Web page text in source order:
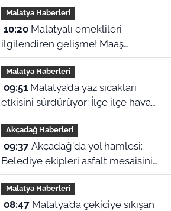
Malatya Haberleri
10:20Malatyalı emeklileri
ilgilendiren gelişme! Maaş
kesintilerine itiraz hakkı başladı
Malatya Haberleri
09:51Malatya’da yaz sıcakları
etkisini sürdürüyor: İlçe ilçe hava
durumu
Akçadağ Haberleri
09:37Akçadağ'da yol hamlesi:
Belediye ekipleri asfalt mesaisini
sürdürüyor
Malatya Haberleri
08:47Malatya’da çekiciye sıkışan